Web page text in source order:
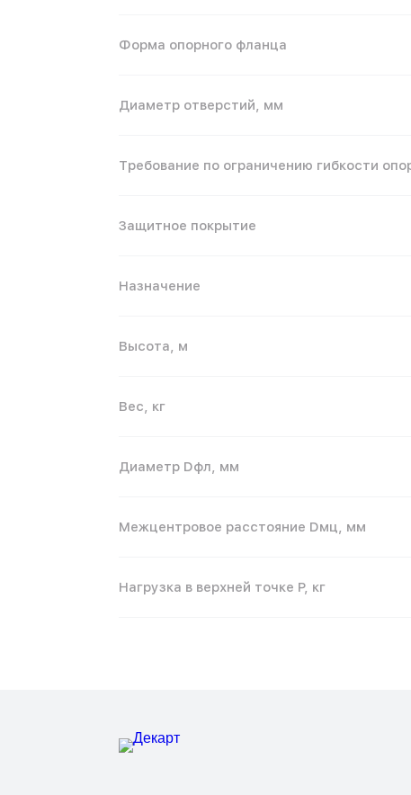
Форма опорного фланца
Диаметр отверстий, мм
Требование по ограничению гибкости
Защитное покрытие
Назначение
Высота, м
Вес, кг
Диаметр Dфл, мм
Межцентровое расстояние Dмц, мм
Нагрузка в верхней точке P, кг